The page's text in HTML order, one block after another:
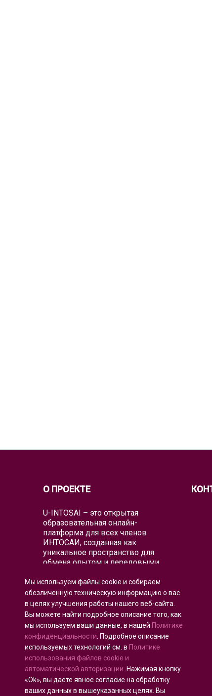
О ПРОЕКТЕ
U-INTOSAI – это открытая
образовательная онлайн-
платформа для всех членов
ИНТОСАИ, созданная как
уникальное пространство для
обмена опытом и передовыми
Университет предлагает всему
глобальному аудиторскому
сообществу как классические
образовательные форматы, так и
лучшие образовательные проекты
и практические руководства
ИНТОСАИ, которые объединяют
существующие образовательные
инициативы для воспитания
аудиторов будущего.
Мы используем файлы cookie и собираем
обезличенную техническую информацию о вас
в целях улучшения работы нашего веб-сайта.
Вы можете найти подробное описание того, как
мы используем ваши данные, в нашей Политике
конфиденциальности . Подробное описание
используемых технологий см. в Политике
использования файлов cookie и
автоматической авторизации . Нажимая кнопку
«Ok», вы даете явное согласие на обработку
ваших данных в вышеуказанных целях. Вы